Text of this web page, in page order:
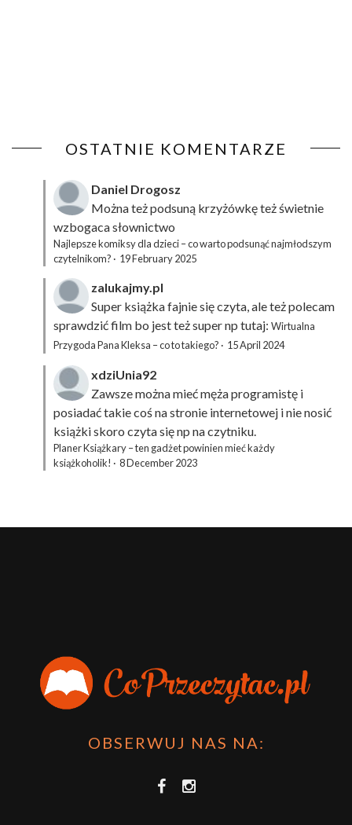
OSTATNIE KOMENTARZE
Daniel Drogosz
Można też podsuną krzyżówkęteż świetnie
wzbogaca słownictwo
Najlepsze komiksy dla dzieci – co warto podsunąć najmłodszym
czytelnikom? · 19 February 2025
zalukajmy.pl
Super książka fajnie się czyta, ale też polecam
sprawdzić film bo jest też super np tutaj: Wirtualna
Przygoda Pana Kleksa – co to takiego? · 15 April 2024
xdziUnia92
Zawsze można mieć męża programistę i
posiadać takie coś na stronie internetowej i nie nosić
książki skoro czyta się np na czytniku.
Planer Książkary – ten gadżet powinien mieć każdy
książkoholik! · 8 December 2023
OBSERWUJ NAS NA: